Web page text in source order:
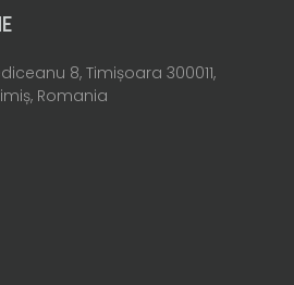
8, Timișoara 300011,
Romania